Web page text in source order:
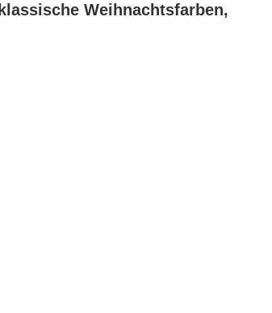
klassische Weihnachtsfarben,